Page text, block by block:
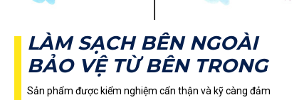
LÀM SẠCH BÊN NGOÀI
BẢO VỆ TỪ BÊN TRONG
Sản phẩm được kiểm nghiệm cẩn thận và kỹ càng đảm